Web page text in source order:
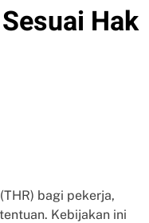
Hak
bagi pekerja,
Kebijakan ini